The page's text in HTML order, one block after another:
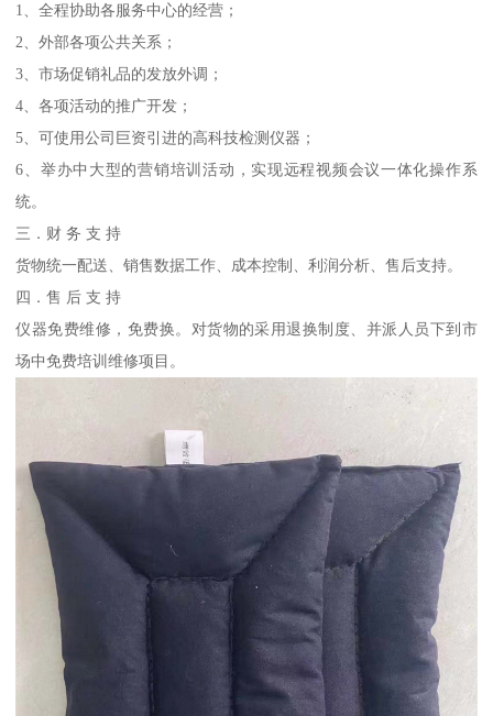
1、全程协助各服务中心的经营；
2、外部各项公共关系；
3、市场促销礼品的发放外调；
4、各项活动的推广开发；
5、可使用公司巨资引进的高科技检测仪器；
6、举办中大型的营销培训活动，实现远程视频会议一体化操作系
统。
三．财 务 支 持
货物统一配送、销售数据工作、成本控制、利润分析、售后支持。
四．售 后 支 持
仪器免费维修，免费换。对货物的采用退换制度、并派人员下到市
场中免费培训维修项目。